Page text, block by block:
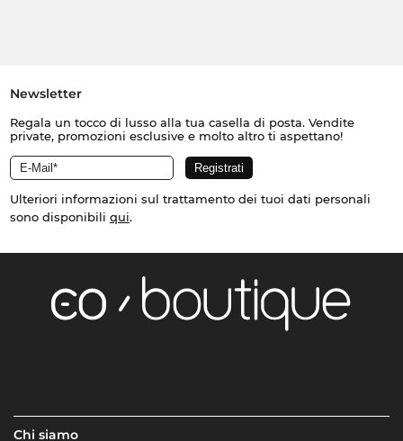
Newsletter
Regala un tocco di lusso alla tua casella di posta. Vendite
private, promozioni esclusive e molto altro ti aspettano!
Ulteriori informazioni sul trattamento dei tuoi dati personali
sono disponibili qui.
Chi siamo